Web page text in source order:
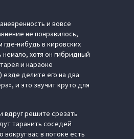
и вовсе
не понравилось,
где-нибудь в кировских
хотя он гибридный
и караоке
езде делите его на два
и это звучит круто для
вдруг решите срезать
таранить соседей
вас в потоке есть